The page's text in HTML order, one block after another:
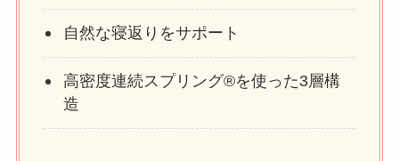
自然な寝返りをサポート
高密度連続スプリング®を使った3層構
造